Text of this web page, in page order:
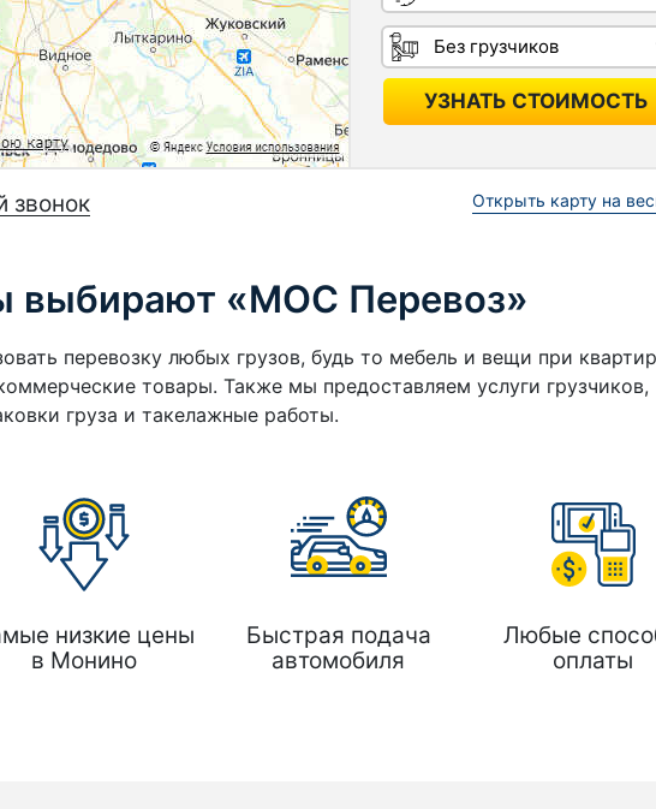
Открыть карту на
Грузчики
УЗНАТЬ СТОИМОСТЬ
звонок
выбирают «МОС Перевоз»
перевозку любых грузов, будь то мебель и вещи при
товары. Также мы предоставляем услуги грузчиков,
груза и такелажные работы.
низкие цены
в Монино
Быстрая подача
автомобиля
Любые
оплаты